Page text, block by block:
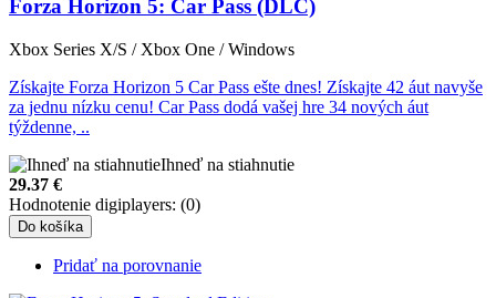
Forza Horizon 5: Car Pass (DLC)
Xbox Series X/S / Xbox One / Windows
Získajte Forza Horizon 5 Car Pass ešte dnes! Získajte 42 áut navyše
za jednu nízku cenu! Car Pass dodá vašej hre 34 nových áut
týždenne, ..
Ihneď na stiahnutie
29.37 €
Hodnotenie digiplayers: (0)
Do košíka
Pridať na porovnanie